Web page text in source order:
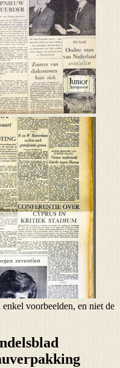
voorbeelden, en niet de